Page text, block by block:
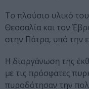
Το πλούσιο υλικό
Θεσσαλία και τον
στην Πάτρα, υπό την
Η διοργάνωση της
με τις πρόσφατες
πυροδότησαν την